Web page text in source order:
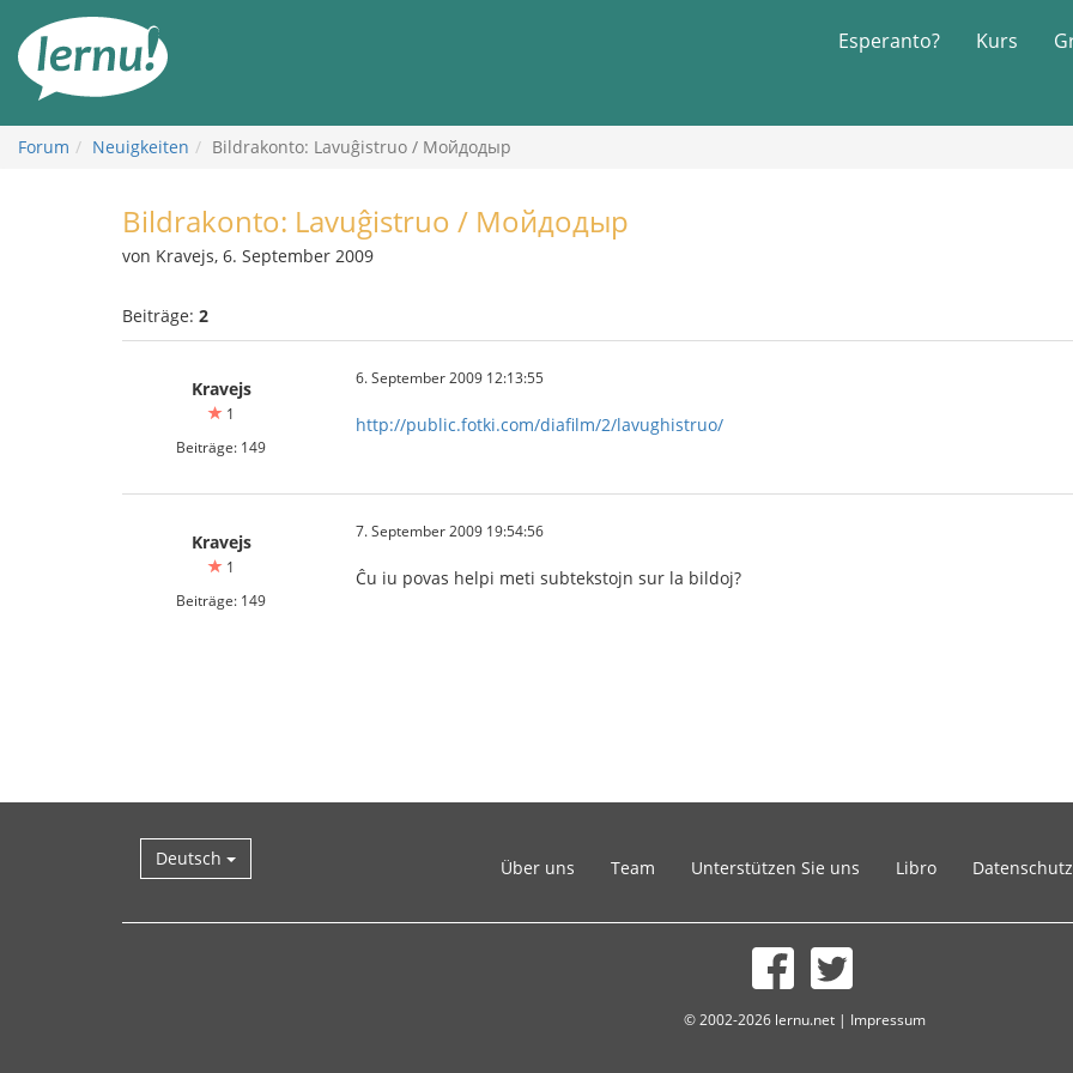
Inhalt
Esperanto? Kurs
Forum Neuigkeiten Bildrakonto: Lavuĝistruo / Мойдодыр
Bildrakonto: Lavuĝistruo / Мойдодыр
von Kravejs, 6. September 2009
Beiträge: 2
Kravejs
1
Beiträge: 149
6. September 2009 12:13:55
http://public.fotki.com/diafilm/2/lavughistruo/
Kravejs
1
Beiträge: 149
7. September 2009 19:54:56
Ĉu iu povas helpi meti subtekstojn sur la bildoj?
Deutsch Über uns Team Unterstützen Sie uns Libro Datenschutz
© 2002-2026 lernu.net | Impressum